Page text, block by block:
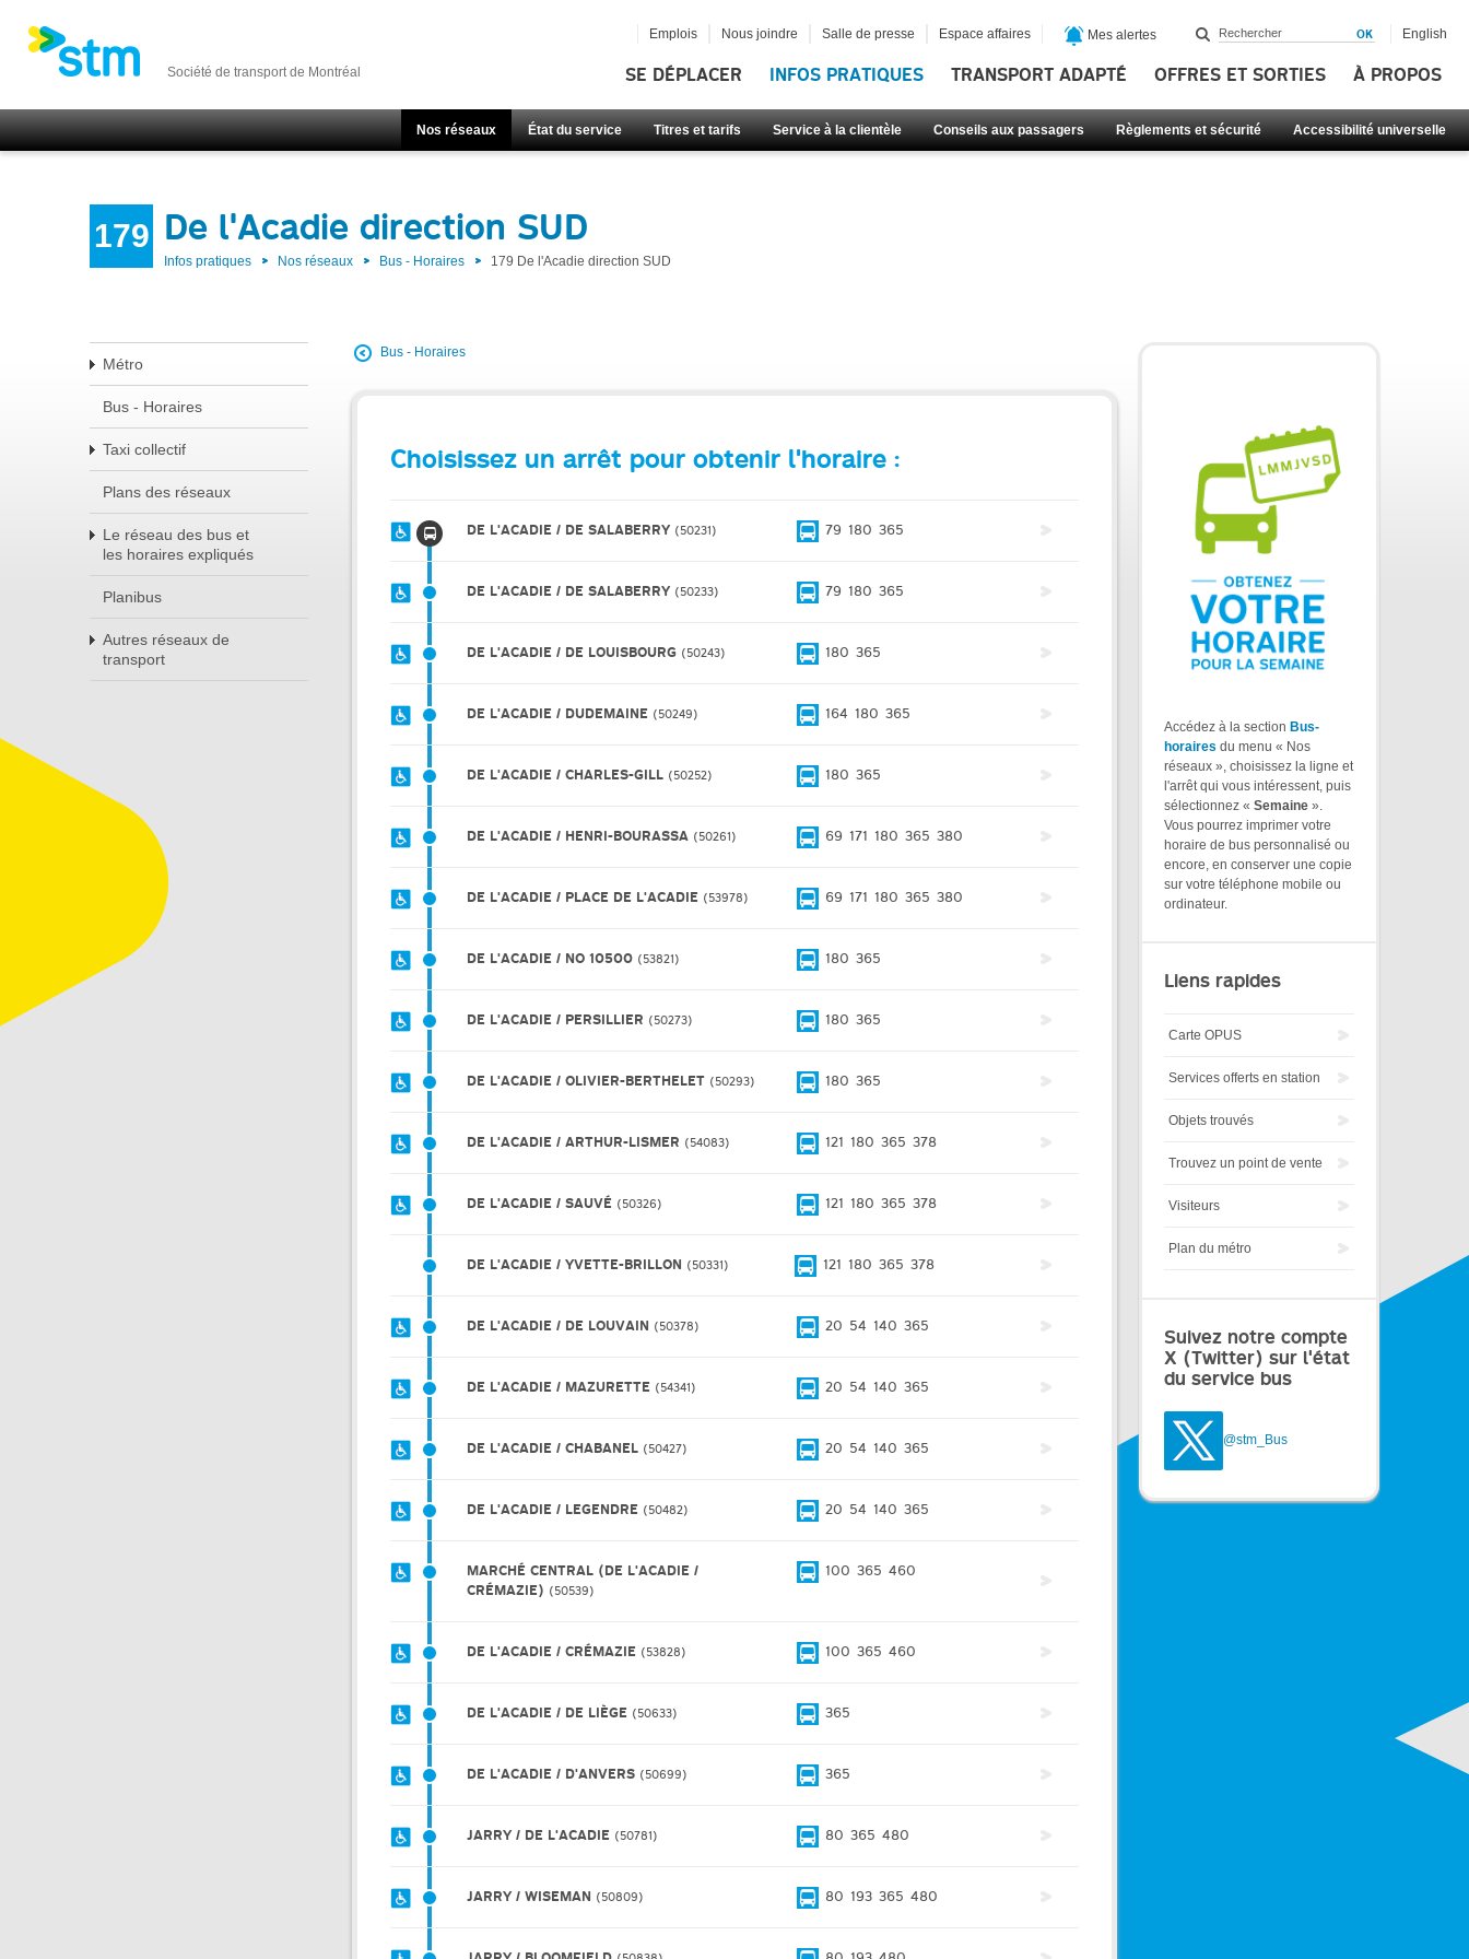
Société de transport de Montréal SE DÉPLACER INFOS PRATIQUES TRANSPORT ADAPTÉ OFFRES ET SORTIES À PROPOS
Nos réseaux État du service Titres et tarifs Service à la clientèle Conseils aux passagers Règlements et sécurité Accessibilité universelle
Emplois Nous joindre Salle de presse Espace affaires Mes alertes English
179 De l'Acadie direction SUD
Infos pratiques Nos réseaux Bus - Horaires 179 De l'Acadie direction SUD
Métro
Bus - Horaires
Taxi collectif
Plans des réseaux
Le réseau des bus et
les horaires expliqués
Planibus
Autres réseaux de
transport
Bus - Horaires
Choisissez un arrêt pour obtenir l'horaire :
DE L'ACADIE / DE SALABERRY 50231 79 180 365
DE L'ACADIE / DE SALABERRY 50233 79 180 365
DE L'ACADIE / DE LOUISBOURG 50243 180 365
DE L'ACADIE / DUDEMAINE 50249 164 180 365
DE L'ACADIE / CHARLES-GILL 50252 180 365
DE L'ACADIE / HENRI-BOURASSA 50261 69 171 180 365 380
DE L'ACADIE / PLACE DE L'ACADIE 53978 69 171 180 365 380
DE L'ACADIE / NO 10500 53821 180 365
DE L'ACADIE / PERSILLIER 50273 180 365
DE L'ACADIE / OLIVIER-BERTHELET 50293 180 365
DE L'ACADIE / ARTHUR-LISMER 54083 121 180 365 378
DE L'ACADIE / SAUVÉ 50326 121 180 365 378
DE L'ACADIE / YVETTE-BRILLON 50331 121 180 365 378
DE L'ACADIE / DE LOUVAIN 50378 20 54 140 365
DE L'ACADIE / MAZURETTE 54341 20 54 140 365
DE L'ACADIE / CHABANEL 50427 20 54 140 365
DE L'ACADIE / LEGENDRE 50482 20 54 140 365
MARCHÉ CENTRAL (DE L'ACADIE /
CRÉMAZIE)
50539
100 365 460
DE L'ACADIE / CRÉMAZIE 53828 100 365 460
DE L'ACADIE / DE LIÈGE 50633 365
DE L'ACADIE / D'ANVERS 50699 365
JARRY / DE L'ACADIE 50781 80 365 480
JARRY / WISEMAN 50809 80 193 365 480
Accédez à la section Bus-
horaires du menu « Nos
réseaux », choisissez la ligne et
l'arrêt qui vous intéressent, puis
sélectionnez « Semaine ».
Vous pourrez imprimer votre
horaire de bus personnalisé ou
encore, en conserver une copie
sur votre téléphone mobile ou
ordinateur.
Liens rapides
Carte OPUS
Services offerts en station
Objets trouvés
Trouvez un point de vente
Visiteurs
Plan du métro
Suivez notre compte
X (Twitter) sur l'état
du service bus
@stm_Bus